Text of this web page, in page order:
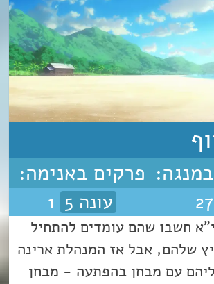
פרקים באנימה:
עונה 5
חשבו שהם עומדים להתחיל
שלהם, אבל אז המנהלת ארינה
עם מבחן בהפתעה - מבחן